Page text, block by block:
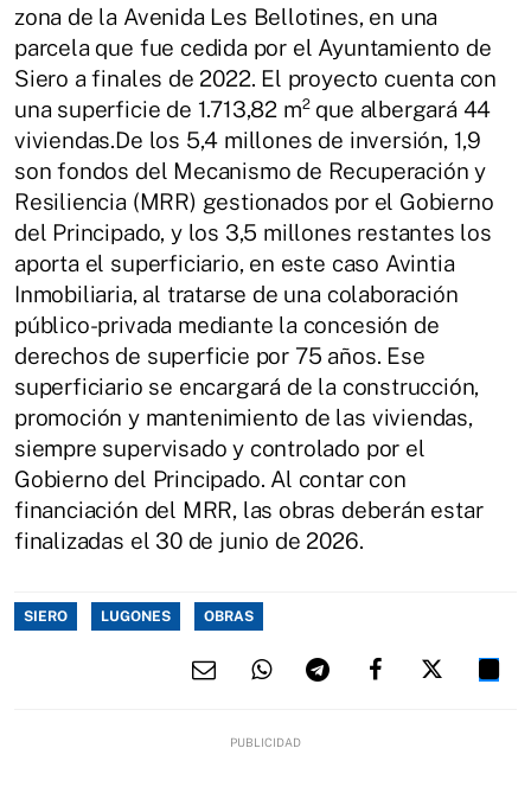
zona de la Avenida Les Bellotines, en una
parcela que fue cedida por el Ayuntamiento de
Siero a finales de 2022. El proyecto cuenta con
una superficie de 1.713,82 m² que albergará 44
viviendas.De los 5,4 millones de inversión, 1,9
son fondos del Mecanismo de Recuperación y
Resiliencia (MRR) gestionados por el Gobierno
del Principado, y los 3,5 millones restantes los
aporta el superficiario, en este caso Avintia
Inmobiliaria, al tratarse de una colaboración
público-privada mediante la concesión de
derechos de superficie por 75 años. Ese
superficiario se encargará de la construcción,
promoción y mantenimiento de las viviendas,
siempre supervisado y controlado por el
Gobierno del Principado. Al contar con
financiación del MRR, las obras deberán estar
finalizadas el 30 de junio de 2026.
SIERO LUGONES OBRAS